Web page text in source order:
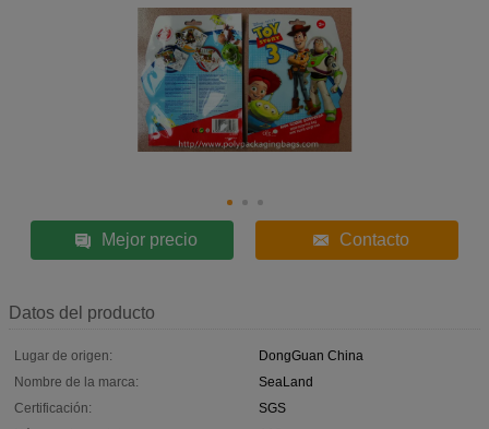
Mejor precio Contacto
Datos del producto
Lugar de origen:
DongGuan China
Nombre de la marca:
SeaLand
Certificación:
SGS